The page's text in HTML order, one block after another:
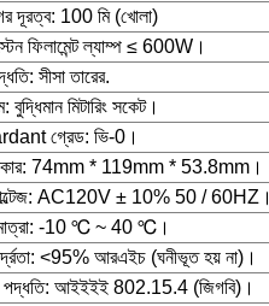
দূরত্ব: 100 মি (খোলা)
ফিলামেন্ট ল্যাম্প ≤ 600W।
সীসা তারের.
বুদ্ধিমান মিটারিং সকেট।
গ্রেড: ভি-0।
74mm * 119mm * 53.8mm।
AC120V ± 10% 50 / 60HZ।
-10 ℃ ~ 40 ℃।
<95% আরএইচ (ঘনীভূত হয় না)।
আইইইই 802.15.4 (জিগবি)।